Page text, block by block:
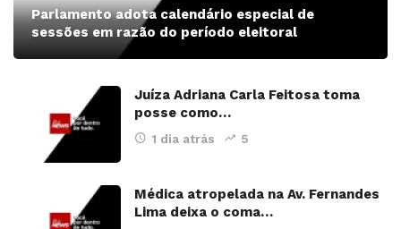
Parlamento adota calendário especial de
sessões em razão do período eleitoral
Juíza Adriana Carla Feitosa toma
posse como…
1 dia atrás 5
Médica atropelada na Av. Fernandes
Lima deixa o coma…